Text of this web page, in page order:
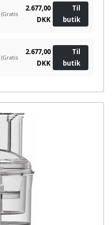
(Gratis
2.677,00
DKK
Til
butik
(Gratis
2.677,00
DKK
Til
butik